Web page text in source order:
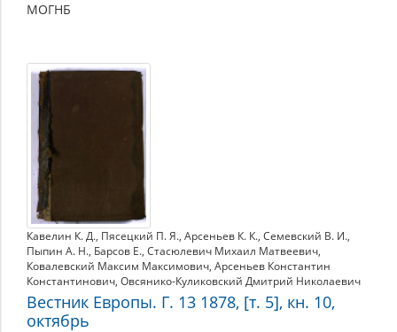
МОГНБ
Кавелин К. Д., Пясецкий П. Я., Арсеньев К. К., Семевский В. И.,
Пыпин А. Н., Барсов Е., Стасюлевич Михаил Матвеевич,
Ковалевский Максим Максимович, Арсеньев Константин
Константинович, Овсянико-Куликовский Дмитрий Николаевич
Вестник Европы. Г. 13 1878, [т. 5], кн. 10,
октябрь